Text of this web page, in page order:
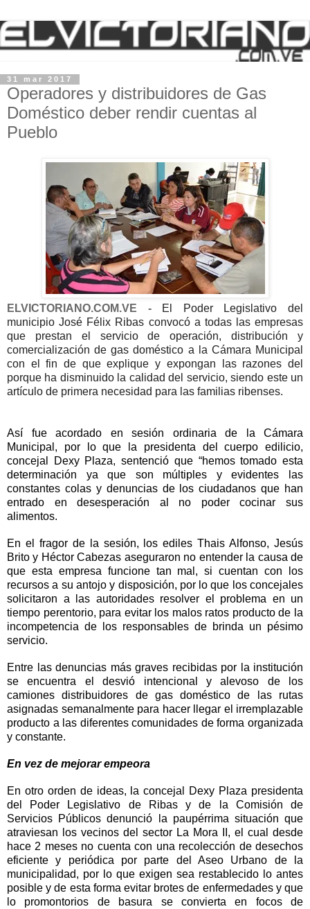
31 mar 2017
Operadores y distribuidores de Gas
Doméstico deber rendir cuentas al
Pueblo
ELVICTORIANO.COM.VE -
El Poder Legislativo del
municipio José Félix Ribas convocó a todas las empresas
que prestan el servicio de operación, distribución y
comercialización de gas doméstico a la Cámara Municipal
con el fin de que explique y expongan las razones del
porque ha disminuido la calidad del servicio, siendo este un
artículo de primera necesidad para las familias ribenses.
Así fue acordado en sesión ordinaria de la Cámara
Municipal, por lo que la presidenta del cuerpo edilicio,
concejal Dexy Plaza, sentenció que “hemos tomado esta
determinación ya que son múltiples y evidentes las
constantes colas y denuncias de los ciudadanos que han
entrado en desesperación al no poder cocinar sus
alimentos.
En el fragor de la sesión, los ediles Thais Alfonso, Jesús
Brito y Héctor Cabezas aseguraron no entender la causa de
que esta empresa funcione tan mal, si cuentan con los
recursos a su antojo y disposición, por lo que los concejales
solicitaron a las autoridades resolver el problema en un
tiempo perentorio, para evitar los malos ratos producto de la
incompetencia de los responsables de brinda un pésimo
servicio.
Entre las denuncias más graves recibidas por la institución
se encuentra el desvió intencional y alevoso de los
camiones distribuidores de gas doméstico de las rutas
asignadas semanalmente para hacer llegar el irremplazable
producto a las diferentes comunidades de forma organizada
y constante.
En vez de mejorar empeora
En otro orden de ideas, la concejal Dexy Plaza presidenta
del Poder Legislativo de Ribas y de la Comisión de
Servicios Públicos denunció la paupérrima situación que
atraviesan los vecinos del sector La Mora II, el cual desde
hace 2 meses no cuenta con una recolección de desechos
eficiente y periódica por parte del Aseo Urbano de la
municipalidad, por lo que exigen sea restablecido lo antes
posible y de esta forma evitar brotes de enfermedades y que
lo promontorios de basura se convierta en focos de